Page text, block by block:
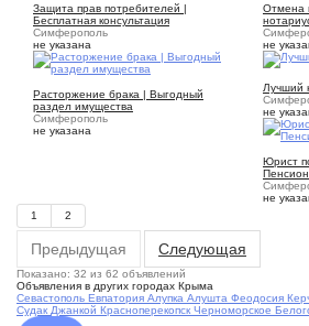
Защита прав потребителей |
Бесплатная консультация
Симферополь
не указана
Отмена
не
Расторжение брака | Выгодный
раздел имущества
Симферополь
не указана
Лучший
не
Юрист
не
1
2
Предыдущая Следующая
Показано: 32 из 62 объявлений
Объявления в других городах Крыма
Севастополь Евпатория Алупка Алушта Феодосия
Судак Джанкой Красноперекопск Черноморское